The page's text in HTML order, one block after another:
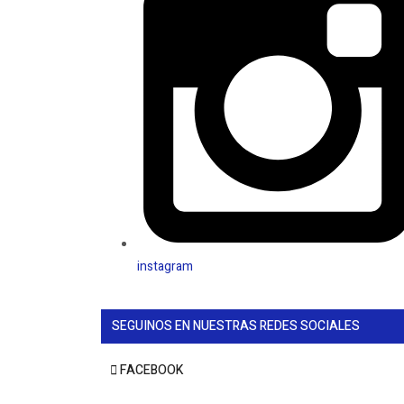
instagram
SEGUINOS EN NUESTRAS REDES SOCIALES
FACEBOOK